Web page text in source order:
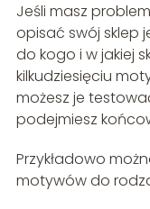
Jeśli masz
opisać swój sklep
do kogo i w jakiej
kilkudziesięciu
możesz je
podejmiesz
Przykładowo
motywów do